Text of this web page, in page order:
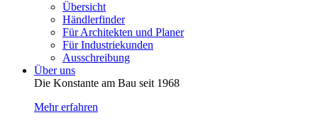
Übersicht
Händlerfinder
Für Architekten und Planer
Für Industriekunden
Ausschreibung
Über uns
Die Konstante am Bau seit 1968
Mehr erfahren